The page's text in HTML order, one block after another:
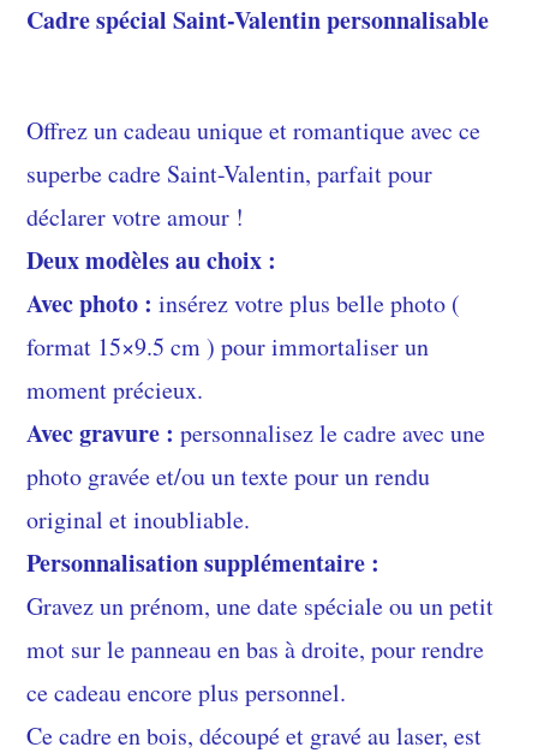
Cadre spécial Saint-Valentin personnalisable
Offrez un cadeau unique et romantique avec ce
superbe cadre Saint-Valentin, parfait pour
déclarer votre amour !
Deux modèles au choix :
Avec photo : insérez votre plus belle photo (
format 15×9.5 cm ) pour immortaliser un
moment précieux.
Avec gravure : personnalisez le cadre avec une
photo gravée et/ou un texte pour un rendu
original et inoubliable.
Personnalisation supplémentaire :
Gravez un prénom, une date spéciale ou un petit
mot sur le panneau en bas à droite, pour rendre
ce cadeau encore plus personnel.
Ce cadre en bois, découpé et gravé au laser, est